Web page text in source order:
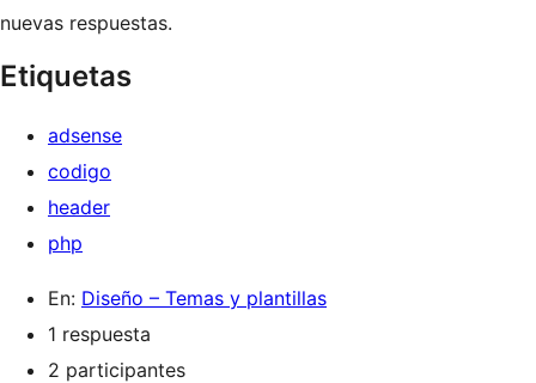
nuevas respuestas.
Etiquetas
adsense
codigo
header
php
En: Diseño – Temas y plantillas
1 respuesta
2 participantes